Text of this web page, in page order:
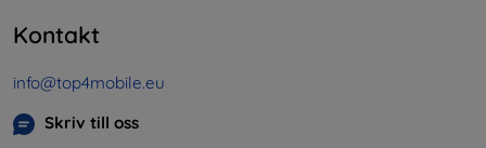
Kontakt
info@top4mobile.eu
Skriv till oss